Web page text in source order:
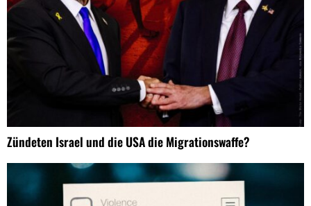
Zündeten Israel und die USA die Migrationswaffe?